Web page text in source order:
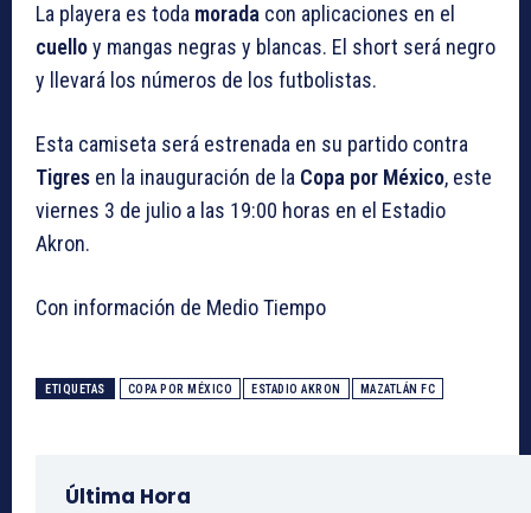
La playera es toda morada con aplicaciones en el
cuelloy mangas negras y blancas. El short será negro
y llevará los números de los futbolistas.
Esta camiseta será estrenada en su partido contra
Tigres en la inauguración de la Copa por México, este
viernes 3 de julio a las 19:00 horas en el Estadio
Akron.
Con información de Medio Tiempo​
ETIQUETAS COPA POR MÉXICO ESTADIO AKRON MAZATLÁN FC
Última Hora